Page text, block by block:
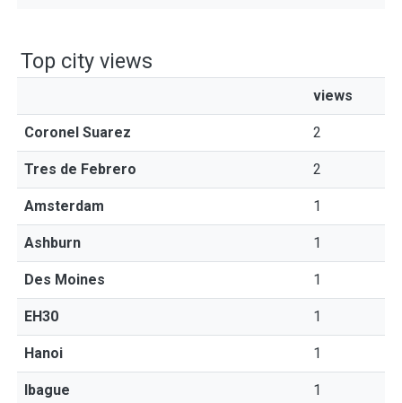
Top city views
views
Coronel Suarez 2
Tres de Febrero 2
Amsterdam 1
Ashburn 1
Des Moines 1
EH30 1
Hanoi 1
Ibague 1